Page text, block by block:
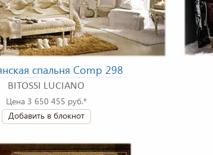
спальня Comp 298
BITOSSI LUCIANO
Цена 3 650 455 руб.*
Добавить в блокнот